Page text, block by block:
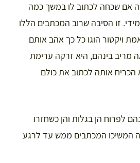
אם שכחה לכתוב לו במשך כמה
זו הסיבה שרוב המכתבים הללו
ויקטור הוגו כל כך אהב אותם
מריב בינהם, היא זרקה ערימת
אותה לכתוב את כולם
לפרוח הן בגלות והן כשחזרו
המשיכו המכתבים ממש עד לרגע